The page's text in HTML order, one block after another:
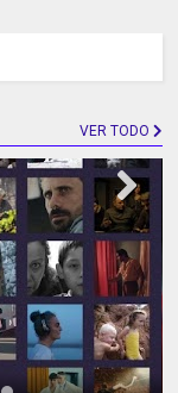
VER TODO